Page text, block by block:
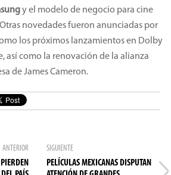
y el modelo de negocio para cine
novedades fueron anunciadas por
los próximos lanzamientos en Dolby
así como la renovación de la alianza
de James Cameron.
ANTERIOR SIGUIENTE
PELÍCULAS MEXICANAS DISPUTAN